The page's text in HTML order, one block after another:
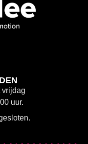
vrijdag
uur.